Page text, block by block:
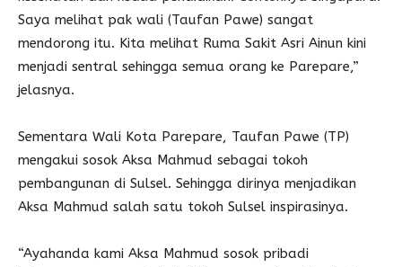
Saya melihat pak wali (Taufan Pawe) sangat
mendorong itu. Kita melihat Ruma Sakit Asri Ainun kini
menjadi sentral sehingga semua orang ke Parepare,”
jelasnya.
Sementara Wali Kota Parepare, Taufan Pawe (TP)
mengakui sosok Aksa Mahmud sebagai tokoh
pembangunan di Sulsel. Sehingga dirinya menjadikan
Aksa Mahmud salah satu tokoh Sulsel inspirasinya.
“Ayahanda kami Aksa Mahmud sosok pribadi